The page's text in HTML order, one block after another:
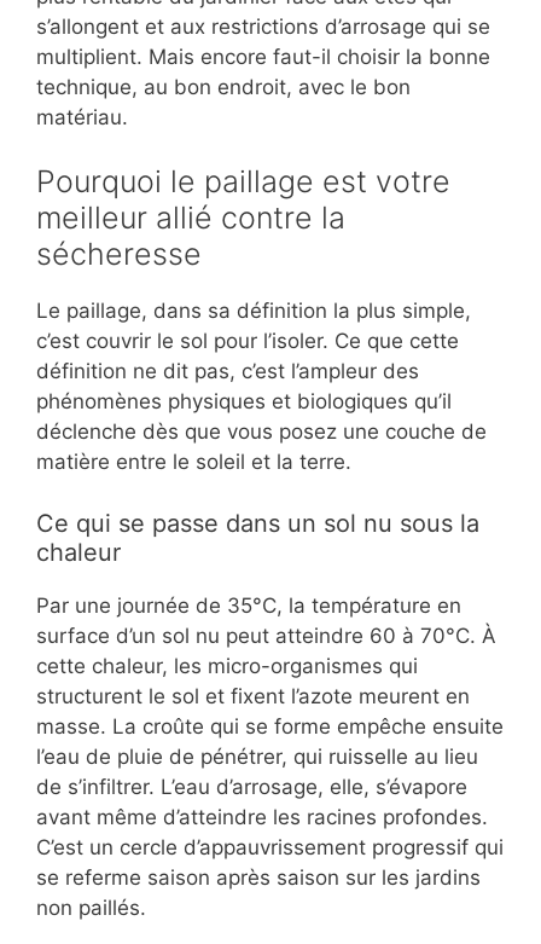
s’allongent et aux restrictions d’arrosage qui se
multiplient. Mais encore faut-il choisir la bonne
technique, au bon endroit, avec le bon
matériau.
Pourquoi le paillage est votre
meilleur allié contre la
sécheresse
Le paillage, dans sa définition la plus simple,
c’est couvrir le sol pour l’isoler. Ce que cette
définition ne dit pas, c’est l’ampleur des
phénomènes physiques et biologiques qu’il
déclenche dès que vous posez une couche de
matière entre le soleil et la terre.
Ce qui se passe dans un sol nu sous la
chaleur
Par une journée de 35°C, la température en
surface d’un sol nu peut atteindre 60 à 70°C. À
cette chaleur, les micro-organismes qui
structurent le sol et fixent l’azote meurent en
masse. La croûte qui se forme empêche ensuite
l’eau de pluie de pénétrer, qui ruisselle au lieu
de s’infiltrer. L’eau d’arrosage, elle, s’évapore
avant même d’atteindre les racines profondes.
C’est un cercle d’appauvrissement progressif qui
se referme saison après saison sur les jardins
non paillés.